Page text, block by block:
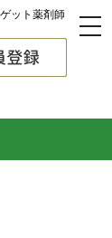
ット薬剤師